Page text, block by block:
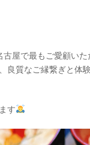
屋で最もご愛顧い
良質なご縁繋ぎと体
す